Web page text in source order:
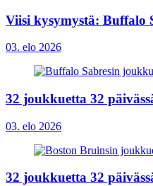
Viisi kysymystä: Buffalo
03. elo 2026
32 joukkuetta 32
03. elo 2026
32 joukkuetta 32